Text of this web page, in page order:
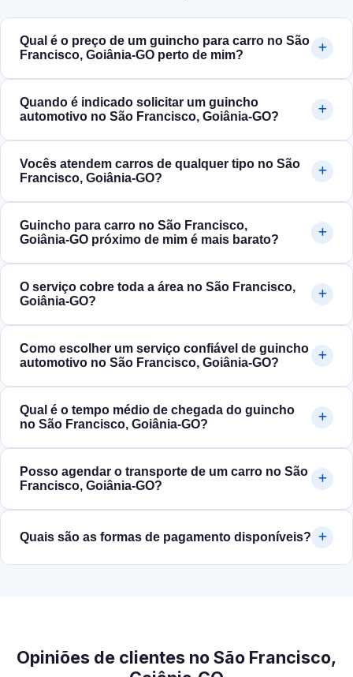
Qual é o preço de um guincho para carro no São
Francisco, Goiânia‑GO perto de mim?
Quando é indicado solicitar um guincho
automotivo no São Francisco, Goiânia‑GO?
Vocês atendem carros de qualquer tipo no São
Francisco, Goiânia‑GO?
Guincho para carro no São Francisco,
Goiânia‑GO próximo de mim é mais barato?
O serviço cobre toda a área no São Francisco,
Goiânia‑GO?
Como escolher um serviço confiável de guincho
automotivo no São Francisco, Goiânia‑GO?
Qual é o tempo médio de chegada do guincho
no São Francisco, Goiânia‑GO?
Posso agendar o transporte de um carro no São
Francisco, Goiânia‑GO?
Quais são as formas de pagamento disponíveis?
Opiniões de clientes no São Francisco,